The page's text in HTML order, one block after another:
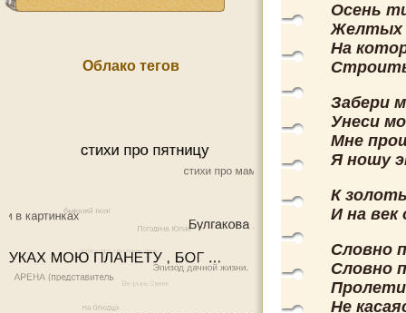
Облако тегов
Осень
Желтых
На
Забери
Унеси
Мне
Я ношу
К
И на
Словно
Словно
Не